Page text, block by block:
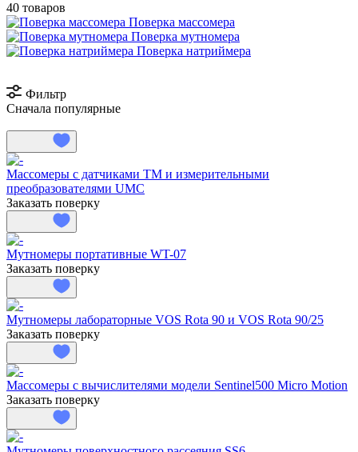
40 товаров
Поверка массомера
Поверка мутномера
Поверка натриймера
Фильтр
Сначала популярные
Массомеры с датчиками ТМ и измерительными
преобразователями UMC
Заказать поверку
Мутномеры портативные WT-07
Заказать поверку
Мутномеры лабораторные VOS Rota 90 и VOS Rota 90/25
Заказать поверку
Массомеры с вычислителями модели Sentinel500 Micro Motion
Заказать поверку